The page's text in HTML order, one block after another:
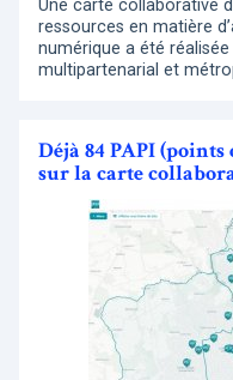
Une carte collaborative
ressources en matière
numérique a été
multipartenarial et
Déjà 84 PAPI
sur la carte